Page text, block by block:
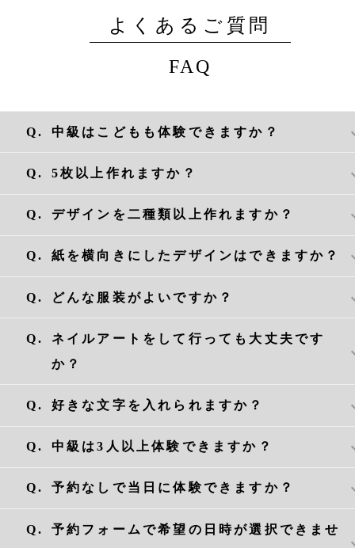
よくあるご質問
FAQ
Q. 中級はこどもも体験できますか？
A.
はい、集中力があったりものづくり好きな
は必ず保護者同伴の上、一緒にご体験くださ
Q. 5枚以上作れますか？
A.
はい、同じデザインであれば5枚330円（税
Q. デザインを二種類以上作れますか？
A.
はい、一種類につき1時間かかり、 2,200円
い。
Q. 紙を横向きにしたデザインはできますか？
A.
はい、できます。ご来店時にスタッフへお
※アルファベットは縦並びにできません。
横構図例
Q. どんな服装がよいですか？
A.
袖が邪魔にならない服装でおこしください。
膨らんだ袖は汚れたり機械に巻き込まれる
たします。
Q.
ネイルアートをして行っても大丈夫です
か？
A.
指先でつまむ作業がしやすいよう、ネイル
Q. 好きな文字を入れられますか？
A.
明朝体のひらがな・カタカナ、アルファベッ
す。これ以上の内容をお入れになりたい場合
Q. 中級は3人以上体験できますか？
A.
はい、ご予約枠を追加してお申し込みくださ
中級は1枠1時間貸切で２名様まで体験でき
Q. 予約なしで当日に体験できますか？
A.
空きがあればご案内できますが、事前のご
Q.
予約フォームで希望の日時が選択できませ